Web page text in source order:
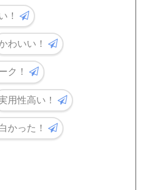
！
わいい！
ク！
用性高い！
かった！